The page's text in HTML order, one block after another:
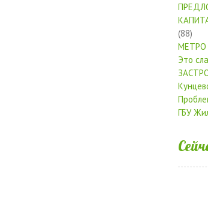
(88)
МЕТРО
Это
ГБУ